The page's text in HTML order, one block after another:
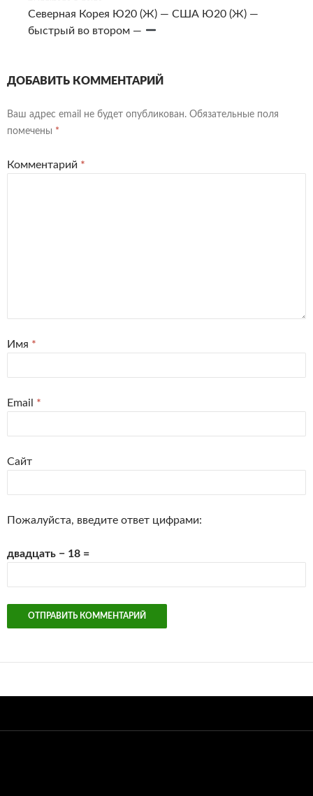
Северная Корея Ю20 (Ж) — США Ю20 (Ж) —
быстрый во втором —
ДОБАВИТЬ КОММЕНТАРИЙ
Ваш адрес email не будет опубликован. Обязательные поля
помечены *
Комментарий *
Имя *
Email *
Сайт
Пожалуйста, введите ответ цифрами:
двадцать − 18 =